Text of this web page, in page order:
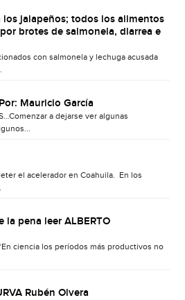
los jalapeños; todos los alimentos
brotes de salmonela, diarrea e
con salmonela y lechuga acusada
Mauricio García
a dejarse ver algunas
el acelerador en Coahuila. En los
la pena leer ALBERTO
ciencia los períodos más productivos no
Rubén Olvera